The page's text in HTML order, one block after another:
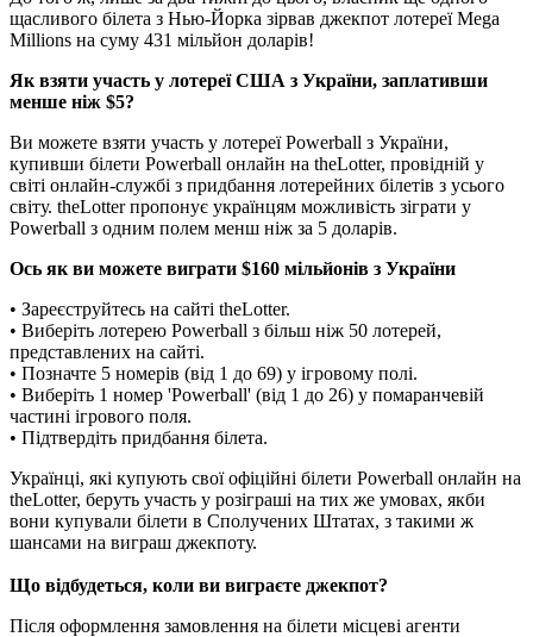
щасливого білета з Нью-Йорка зірвав джекпот лотереї Mega
Millions на суму 431 мільйон доларів!
Як взяти участь у лотереї США з України, заплативши
менше ніж $5?
Ви можете взяти участь у лотереї Powerball з України,
купивши білети Powerball онлайн на theLotter, провідній у
світі онлайн-службі з придбання лотерейних білетів з усього
світу. theLotter пропонує українцям можливість зіграти у
Powerball з одним полем менш ніж за 5 доларів.
Ось як ви можете виграти $160 мільйонів з України
• Зареєструйтесь на сайті theLotter.
• Виберіть лотерею Powerball з більш ніж 50 лотерей,
представлених на сайті.
• Позначте 5 номерів (від 1 до 69) у ігровому полі.
• Виберіть 1 номер 'Powerball' (від 1 до 26) у помаранчевій
частині ігрового поля.
• Підтвердіть придбання білета.
Українці, які купують свої офіційні білети Powerball онлайн на
theLotter, беруть участь у розіграші на тих же умовах, якби
вони купували білети в Сполучених Штатах, з такими ж
шансами на виграш джекпоту.
Що відбудеться, коли ви виграєте джекпот?
Після оформлення замовлення на білети місцеві агенти